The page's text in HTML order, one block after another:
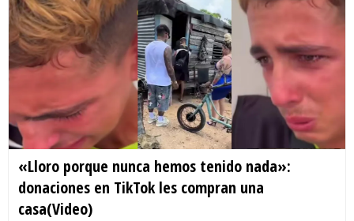
«Lloro porque nunca hemos tenido nada»:
donaciones en TikTok les compran una
casa(Video)